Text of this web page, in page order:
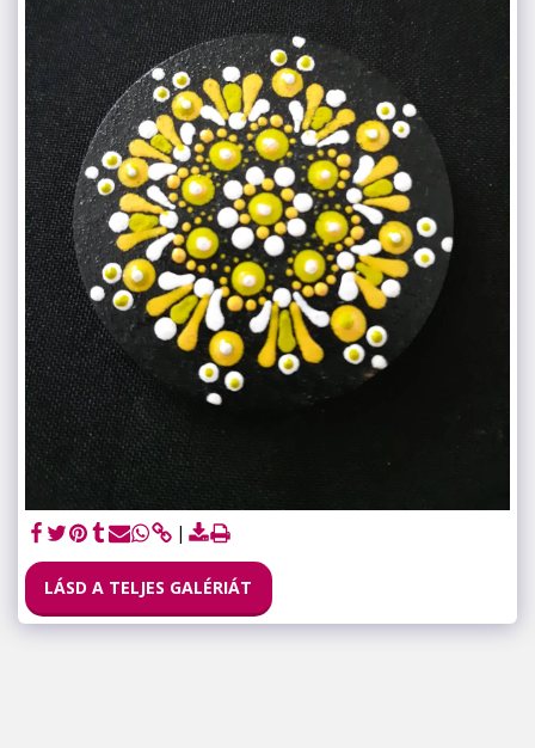
LÁSD A TELJES GALÉRIÁT